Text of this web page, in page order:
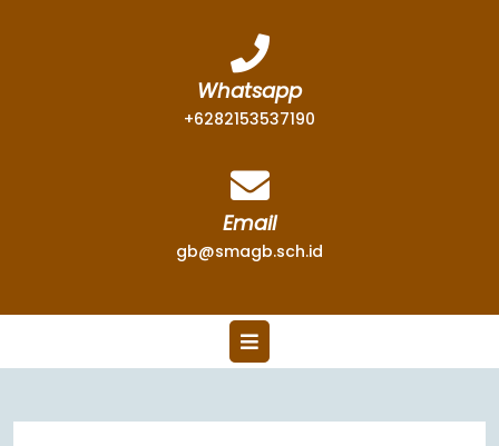
Whatsapp
+6282153537190
Email
gb@smagb.sch.id